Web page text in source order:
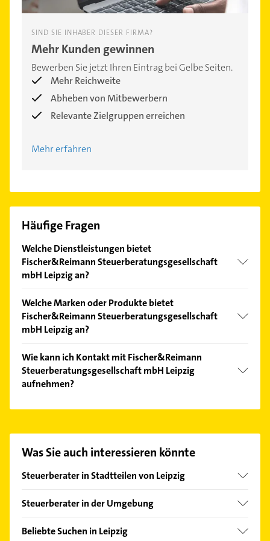
SIND SIE INHABER DIESER FIRMA?
Mehr Kunden gewinnen
Bewerben Sie jetzt Ihren Eintrag bei Gelbe Seiten.
Mehr Reichweite
Abheben von Mitbewerbern
Relevante Zielgruppen erreichen
Mehr erfahren
Häufige Fragen
Welche Dienstleistungen bietet
Fischer&Reimann Steuerberatungsgesellschaft
mbH Leipzig an?
Altersvorsorge, Buchhaltung, Finanzbuchhaltung,
Gewinn- und Verlustrechnung und
Jahresabschlüsse.
Welche Marken oder Produkte bietet
Fischer&Reimann Steuerberatungsgesellschaft
mbH Leipzig an?
betriebswirtschaftliche Beratung, Steuerberatung
und Unternehmensberatung.
Wie kann ich Kontakt mit Fischer&Reimann
Steuerberatungsgesellschaft mbH Leipzig
aufnehmen?
unserem Kontaktdaten-Bereich auswählen. Hier
finden Sie alle
Kontaktdaten
Was Sie auch interessieren könnte
Steuerberater in Stadtteilen von Leipzig
Althen-Kleinpösna
Baalsdorf
Steuerberater in der Umgebung
Markkleeberg
Beliebte Suchen in Leipzig